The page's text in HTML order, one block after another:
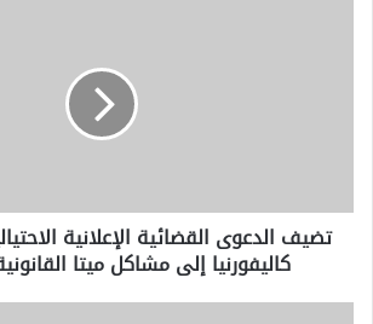
إلى
مشاكل
المتزايدة
تضيف الدعوى القضائية الإعلانية
كاليفورنيا إلى مشاكل ميتا